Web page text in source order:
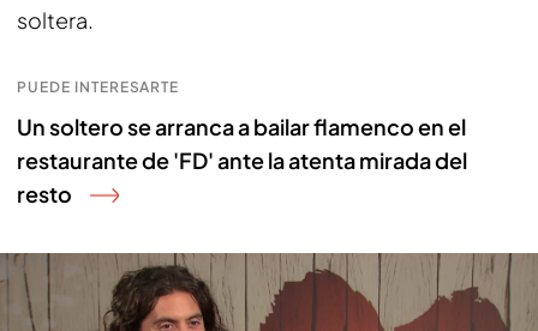
soltera.
PUEDE INTERESARTE
Un soltero se arranca a bailar flamenco en el
restaurante de 'FD' ante la atenta mirada del
resto